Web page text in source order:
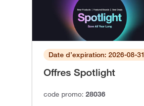
Date d’expiration: 2026-08-31
Offres Spotlight
code promo: 28036